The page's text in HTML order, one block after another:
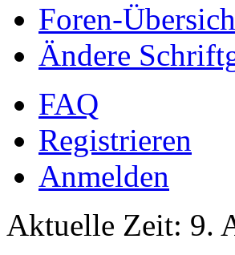
Foren-
Ändere
FAQ
Registrieren
Anmelden
Aktuelle Zeit: 9.